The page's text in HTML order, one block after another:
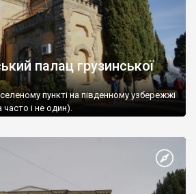
палац грузинської
пункті на південному узбережжі
часто і не один).